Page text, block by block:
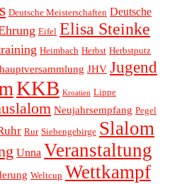
Deutsche Meisterschaften Deutsche
Eifel Elisa Steinke
Heimbach Herbst Herbstputz
JHV Jugend
KKB Kroatien Lippe
Neujahrsempfang Pegel
Rur Siebengebirge Slalom
Unna Veranstaltung
Weltcup Wettkampf